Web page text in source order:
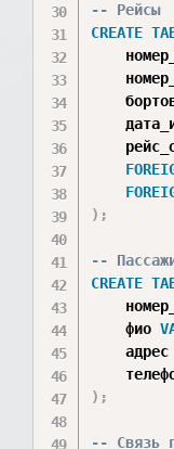
-- Рейсы
CREATE
) ;
--
CREATE
    фио
) ;
-- Связь